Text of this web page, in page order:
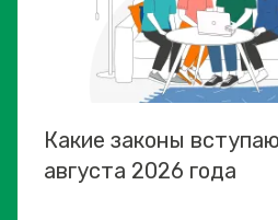
Какие законы
августа 2026 года